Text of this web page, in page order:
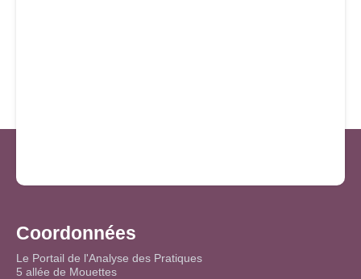
Coordonnées
Le Portail de l'Analyse des Pratiques
5 allée de Mouettes